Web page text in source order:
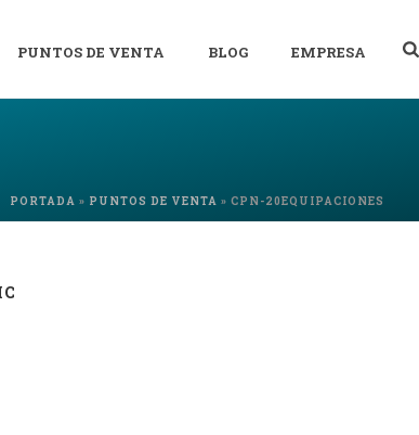
PUNTOS DE VENTA BLOG EMPRESA
PORTADA » PUNTOS DE VENTA » CPN-20EQUIPACIONES